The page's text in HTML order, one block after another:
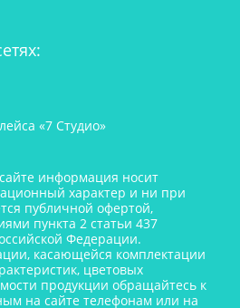
«7 Студио»
информация носит
характер и ни при
публичной офертой,
пункта 2 статьи 437
Федерации.
касающейся комплектации
цветовых
продукции обращайтесь к
на сайте телефонам или на